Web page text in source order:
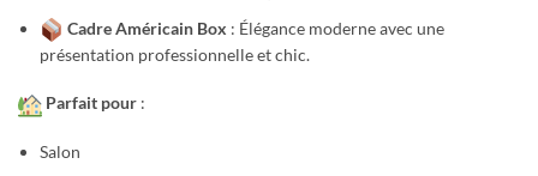
Cadre Américain Box : Élégance moderne avec une
présentation professionnelle et chic.
Parfait pour :
Salon